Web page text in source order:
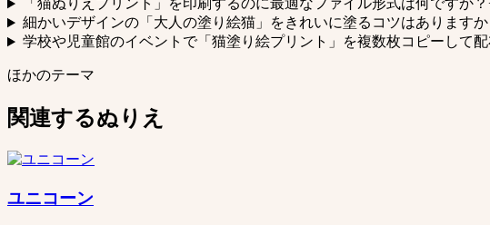
「猫ぬりえプリント」を印刷するのに最適なファイル形式は何ですか？
細かいデザインの「大人の塗り絵猫」をきれいに塗るコツはありますか
学校や児童館のイベントで「猫塗り絵プリント」を複数枚コピーして
ほかのテーマ
関連するぬりえ
ユニコーン